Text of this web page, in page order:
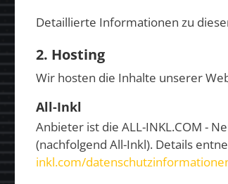
Detaillierte Informationen zu
2. Hosting
Wir hosten die Inhalte unserer
All-Inkl
Anbieter ist die ALL-INKL.COM -
(nachfolgend All-Inkl). Details
inkl.com/